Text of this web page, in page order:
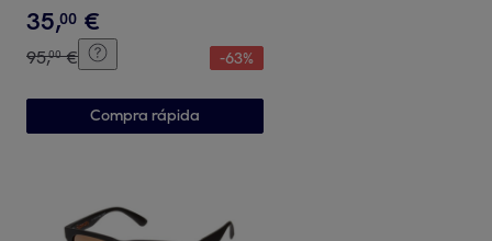
35,00 €
95,00 € -63%
Compra rápida